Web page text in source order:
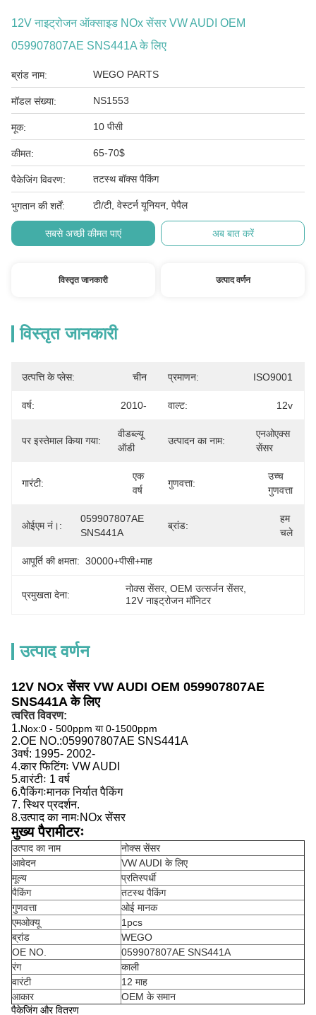
12V नाइट्रोजन ऑक्साइड NOx सेंसर VW AUDI OEM
059907807AE SNS441A के लिए
ब्रांड नाम: WEGO PARTS
मॉडल संख्या: NS1553
मूक: 10 पीसी
कीमत: 65-70$
पैकेजिंग विवरण: तटस्थ बॉक्स पैकिंग
भुगतान की शर्तें: टी/टी, वेस्टर्न यूनियन, पेपैल
सबसे अच्छी कीमत पाएं अब बात करें
विस्तृत जानकारी उत्पाद वर्णन
विस्तृत जानकारी
उत्पत्ति के प्लेस: चीन प्रमाणन: ISO9001
वर्ष: 2010- वाल्ट: 12v
पर इस्तेमाल किया गया:
वीडब्ल्यू
ऑडी
उत्पादन का नाम:
एनओएक्स
सेंसर
गारंटी:
एक
वर्ष
गुणवत्ता:
उच्च
गुणवत्ता
ओईएम नं।:
059907807AE
SNS441A
ब्रांड:
हम
चले
आपूर्ति की क्षमता: 30000+पीसी+माह
प्रमुखता देना:
नोक्स सेंसर, OEM उत्सर्जन सेंसर,
12V नाइट्रोजन मॉनिटर
उत्पाद वर्णन
12V NOx सेंसर VW AUDI OEM 059907807AE
SNS441A के लिए
त्वरित विवरण:
1.Nox:0 - 500ppm या 0-1500ppm
2.OE NO.:059907807AE SNS441A
3वर्ष: 1995- 2002-
4.कार फिटिंगः VW AUDI
5.वारंटीः 1 वर्ष
6.पैकिंगःमानक निर्यात पैकिंग
7. स्थिर प्रदर्शन.
8.उत्पाद का नामःNOx सेंसर
मुख्य पैरामीटरः
उत्पाद का नाम
नोक्स सेंसर
आवेदन
VW AUDI के लिए
मूल्य
प्रतिस्पर्धी
पैकिंग
तटस्थ पैकिंग
गुणवत्ता
ओई मानक
एमओक्यू
1pcs
ब्रांड
WEGO
OE NO.
059907807AE SNS441A
रंग
काली
वारंटी
12 माह
आकार
OEM के समान
पैकेजिंग और वितरण